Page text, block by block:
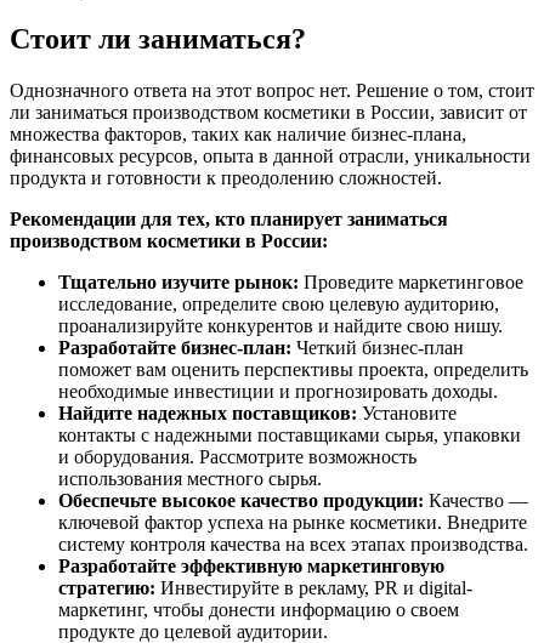
Стоит ли заниматься?
Однозначного ответа на этот вопрос нет. Решение о том, стоит
ли заниматься производством косметики в России, зависит от
множества факторов, таких как наличие бизнес-плана,
финансовых ресурсов, опыта в данной отрасли, уникальности
продукта и готовности к преодолению сложностей.
Рекомендации для тех, кто планирует заниматься
производством косметики в России:
Тщательно изучите рынок: Проведите маркетинговое
исследование, определите свою целевую аудиторию,
проанализируйте конкурентов и найдите свою нишу.
Разработайте бизнес-план: Четкий бизнес-план
поможет вам оценить перспективы проекта, определить
необходимые инвестиции и прогнозировать доходы.
Найдите надежных поставщиков: Установите
контакты с надежными поставщиками сырья, упаковки
и оборудования. Рассмотрите возможность
использования местного сырья.
Обеспечьте высокое качество продукции: Качество —
ключевой фактор успеха на рынке косметики. Внедрите
систему контроля качества на всех этапах производства.
Разработайте эффективную маркетинговую
стратегию: Инвестируйте в рекламу, PR и digital-
маркетинг, чтобы донести информацию о своем
продукте до целевой аудитории.